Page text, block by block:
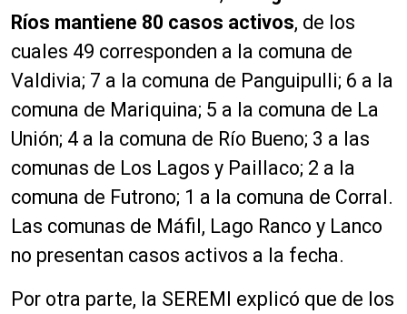
Ríos mantiene 80 casos activos, de los
cuales 49 corresponden a la comuna de
Valdivia; 7 a la comuna de Panguipulli; 6 a la
comuna de Mariquina; 5 a la comuna de La
Unión; 4 a la comuna de Río Bueno; 3 a las
comunas de Los Lagos y Paillaco; 2 a la
comuna de Futrono; 1 a la comuna de Corral.
Las comunas de Máfil, Lago Ranco y Lanco
no presentan casos activos a la fecha.
Por otra parte, la SEREMI explicó que de los